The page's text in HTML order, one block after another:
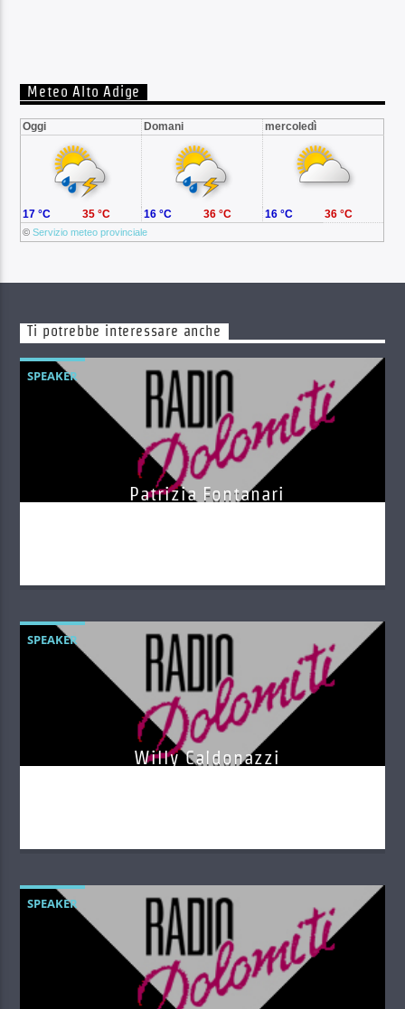
Meteo Alto Adige
Oggi Domani mercoledì
©Servizio meteo provinciale
17 °C 35 °C 16 °C 36 °C 16 °C 36 °C
Ti potrebbe interessare anche
SPEAKER
Patrizia Fontanari
SPEAKER
Willy Caldonazzi
SPEAKER